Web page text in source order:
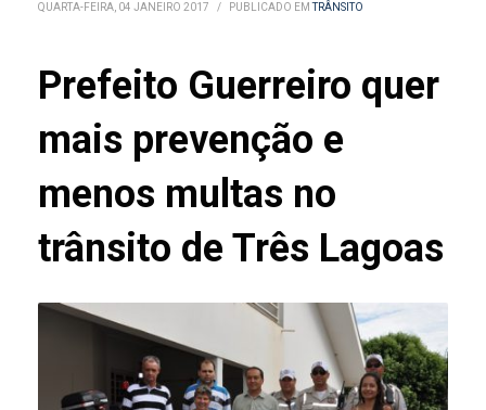
QUARTA-FEIRA, 04 JANEIRO 2017 / PUBLICADO EMTRÂNSITO
Prefeito Guerreiro quer
mais prevenção e
menos multas no
trânsito de Três Lagoas